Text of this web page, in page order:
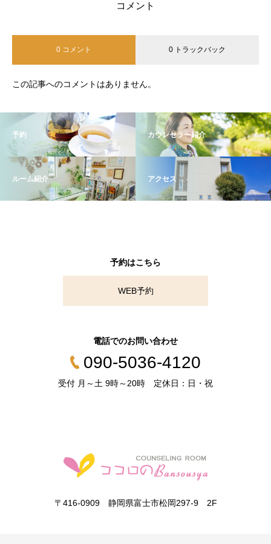
コメント
0 コメント 0 トラックバック
この記事へのコメントはありません。
予約 カウンセラー紹介
ルーム紹介 アクセス
予約はこちら
WEB予約
電話でのお問い合わせ
090-5036-4120
受付 月～土 9時～20時 定休日：日・祝
〒416-0909 静岡県富士市松岡297-9 2F